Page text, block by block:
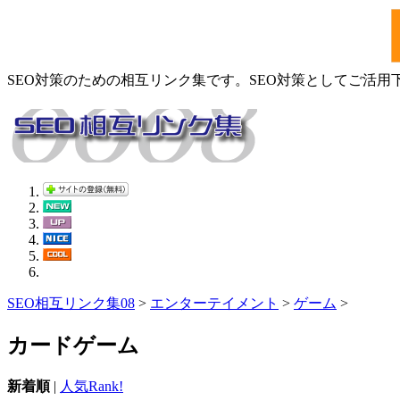
SEO対策のための相互リンク集です。SEO対策としてご活用
SEO相互リンク集08 > エンターテイメント > ゲーム >
カードゲーム
新着順| 人気Rank!